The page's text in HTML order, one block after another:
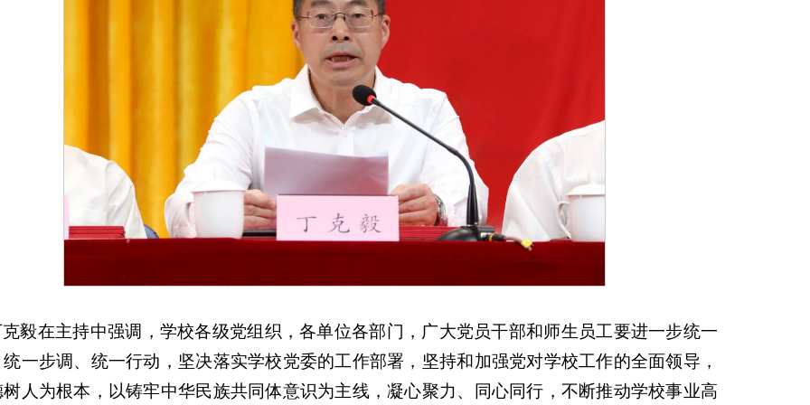
毅在主持中强调，学校各级党组织，各单位各部门，广大党员干部和师生员工要进一步统一
一步调、统一行动，坚决落实学校党委的工作部署，坚持和加强党对学校工作的全面领导，
树人为根本，以铸牢中华民族共同体意识为主线，凝心聚力、同心同行，不断推动学校事业高